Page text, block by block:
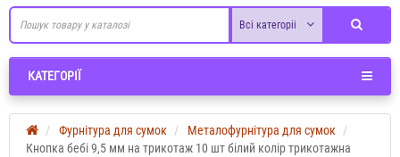
Всі категоріі
КАТЕГОРІЇ
Фурнітура для сумок
Металофурнітура для сумок
Кнопка бебі 9,5 мм на трикотаж 10 шт білий колір трикотажна